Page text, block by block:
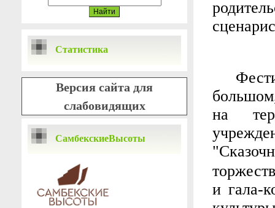
Статистика
Версия сайта для
слабовидящих
СамбекскиеВысоты
на
и гала-